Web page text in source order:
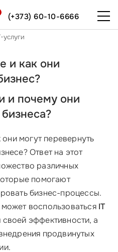
(+373) 60-10-6666
услуги
и как они
и почему они
они могут перевернуть
Ответ на этот
различных
помогают
бизнес-процессы.
воспользоваться IT
эффективности, а
продвинутых